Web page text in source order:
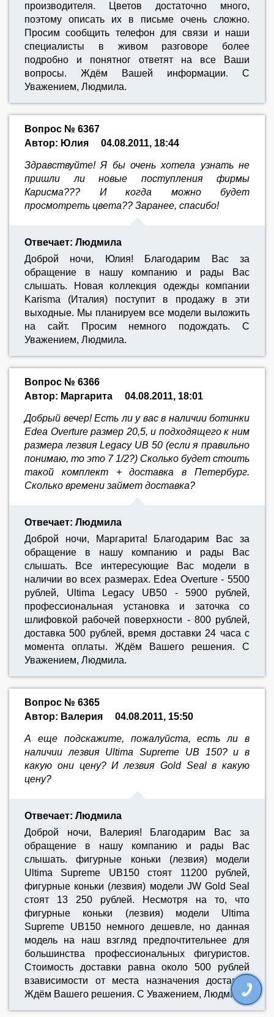
производителя. Цветов достаточно много,
поэтому описать их в письме очень сложно.
Просим сообщить телефон для связи и наши
специалисты в живом разговоре более
подробно и понятног ответят на все Ваши
вопросы. Ждём Вашей информации. С
Уважением, Людмила.
Вопрос № 6367
Автор: Юлия
04.08.2011, 18:44
Здравствуйте! Я бы очень хотела узнать не
пришли ли новые поступления фирмы
Карисма??? И когда можно будет
просмотреть цвета?? Заранее, спасибо!
Отвечает: Людмила
Доброй ночи, Юлия! Благодарим Вас за
обращение в нашу компанию и рады Вас
слышать. Новая коллекция одежды компании
Karisma (Италия) поступит в продажу в эти
выходные. Мы планируем все модели выложить
на сайт. Просим немного подождать. С
Уважением, Людмила.
Вопрос № 6366
Автор: Маргарита
04.08.2011, 18:01
Добрый вечер! Есть ли у вас в наличии ботинки
Edea Overture размер 20,5, и подходящего к ним
размера лезвия Legacy UB 50 (если я правильно
понимаю, то это 7 1/2?) Сколько будет стоить
такой комплект + доставка в Петербург.
Сколько времени займет доставка?
Отвечает: Людмила
Доброй ночи, Маргарита! Благодарим Вас за
обращение в нашу компанию и рады Вас
слышать. Все интересующие Вас модели в
наличии во всех размерах. Edea Overture - 5500
рублей, Ultima Legacy UB50 - 5900 рублей,
профессиональная установка и заточка со
шлифовкой рабочей поверхности - 800 рублей,
доставка 500 рублей, время доставки 24 часа с
момента оплаты. Ждём Вашего решения. С
Уважением, Людмила.
Вопрос № 6365
Автор: Валерия
04.08.2011, 15:50
А еще подскажите, пожалуйста, есть ли в
наличии лезвия Ultima Supreme UB 150? и в
какую они цену? И лезвия Gold Seal в какую
цену?
Отвечает: Людмила
Доброй ночи, Валерия! Благодарим Вас за
обращение в нашу компанию и рады Вас
слышать. фигурные коньки (лезвия) модели
Ultima Supreme UB150 стоят 11200 рублей,
фигурные коньки (лезвия) модели JW Gold Seal
стоят 13 250 рублей. Несмотря на то, что
фигурные коньки (лезвия) модели Ultima
Supreme UB150 немного дешевле, но данная
модель на наш взгляд предпочтительнее для
большинства профессиональных фигуристов.
Стоимость доставки равна около 500 рублей
взависимости от места назначения доставки.
Ждём Вашего решения. С Уважением, Людмила.